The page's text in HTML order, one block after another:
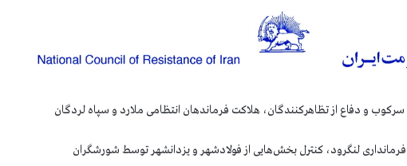
سرکوب و دفاع از تظاهرکنندگان، هلاکت فرماندهان انتظامی ملارد و سپاه لردگان
لنگرود، کنترل بخش‌هایی از فولادشهر و یزدانشهر توسط شورشگران